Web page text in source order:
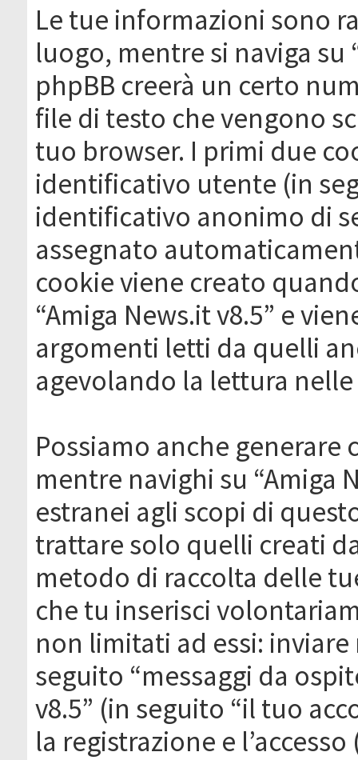
Le tue informazioni sono
luogo, mentre si naviga su
phpBB creerà un certo
file di testo che vengono
tuo browser. I primi due
identificativo utente (in
identificativo anonimo di
assegnato
cookie viene creato
“Amiga News.it v8.5” e
argomenti letti da quelli
agevolando la lettura
Possiamo anche
mentre navighi su “Amiga
estranei agli scopi di
trattare solo quelli creati
metodo di raccolta delle
che tu inserisci
non limitati ad essi:
seguito “messaggi da
v8.5” (in seguito “il tuo
la registrazione e